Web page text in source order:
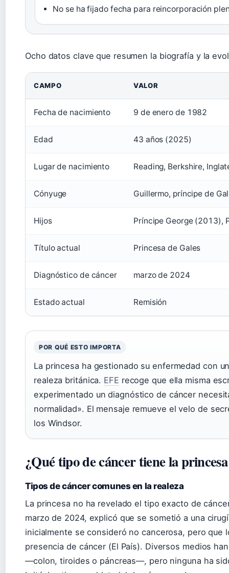
No se ha fijado fecha para reincorporación
Ocho datos clave que resumen la biografía y la
CAMPO VALOR
Fecha de nacimiento 9 de enero de 1982
Edad 43 años (2025)
Lugar de nacimiento Reading, Berkshire,
Cónyuge Guillermo, príncipe de
Hijos Príncipe George (2013),
Título actual Princesa de Gales
Diagnóstico de cáncer marzo de 2024
Estado actual Remisión
POR QUÉ ESTO IMPORTA
La princesa ha gestionado su enfermedad con
realeza británica. EFE recoge que ella misma
experimentado un diagnóstico de cáncer
normalidad». El mensaje remueve el velo de
los Windsor.
¿Qué tipo de cáncer tiene la
Tipos de cáncer comunes en la realeza
La princesa no ha revelado el tipo exacto de
marzo de 2024, explicó que se sometió a una
inicialmente se consideró no cancerosa, pero que
presencia de cáncer (El País). Diversos medios
—colon, tiroides o páncreas—, pero ninguna ha